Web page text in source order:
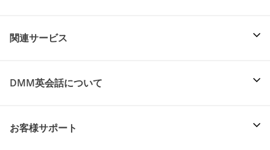
関連サービス
DMM英会話について
お客様サポート